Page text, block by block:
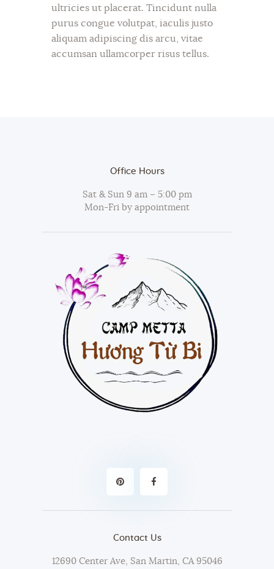
ultricies ut placerat. Tincidunt nulla
purus congue volutpat, iaculis justo
aliquam adipiscing dis arcu, vitae
accumsan ullamcorper risus tellus.
Office Hours
Sat & Sun 9 am – 5:00 pm
Mon-Fri by appointment
Contact Us
12690 Center Ave, San Martin, CA 95046